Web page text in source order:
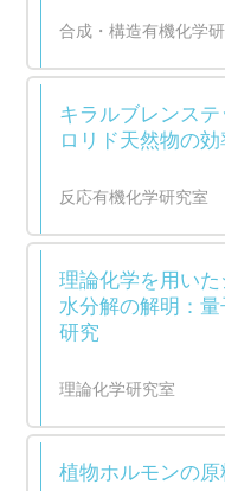
合成・構造有機化学
キラルブレンス
ロリド天然物の
反応有機化学研究室
理論化学を用い
水分解の解明：
研究
理論化学研究室
植物ホルモンの